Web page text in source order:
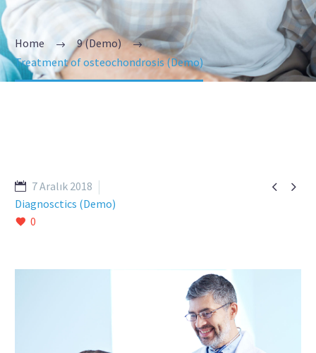
Home
9 (Demo)
Treatment of osteochondrosis (Demo)
 
7 Aralık 2018
Diagnosctics (Demo)
0